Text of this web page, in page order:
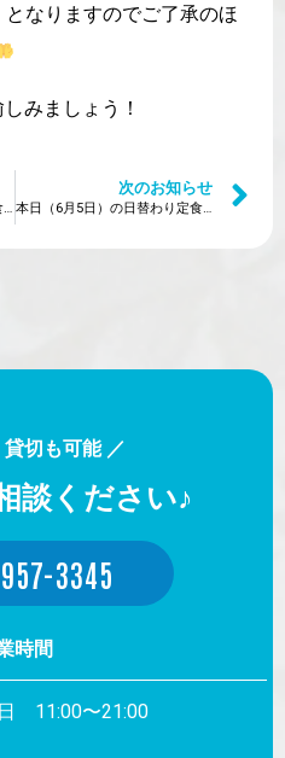
なりますのでご了承のほ
みましょう！
本日（6月4日）の日替わり定食は？
次のお知らせ
本日（6月5日）の日替わり定食は？
切も可能 ／
談ください♪
3345
時間
11:00〜21:00